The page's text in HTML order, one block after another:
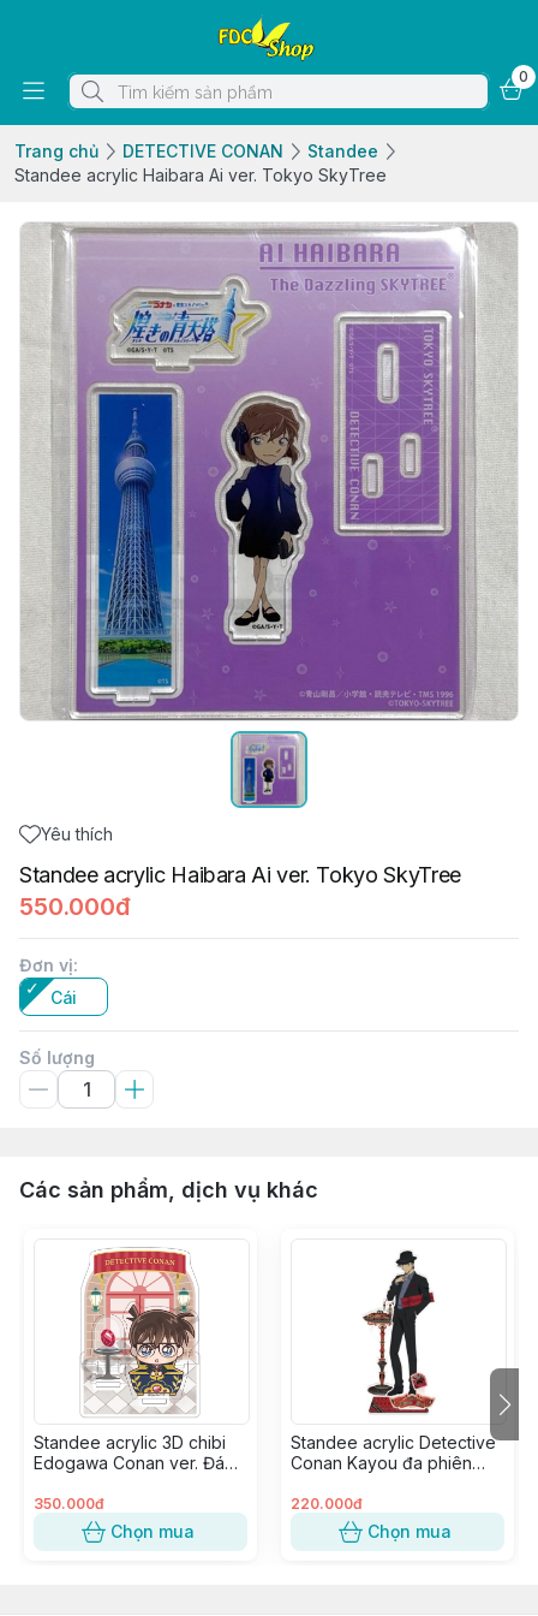
0
Trang chủ DETECTIVE CONAN
Standee
Standee acrylic Haibara Ai ver. Tokyo SkyTree
Yêu thích
Standee acrylic Haibara Ai ver. Tokyo SkyTree
550.000đ
Đơn vị:
Cái
Số lượng
Các sản phẩm, dịch vụ khác
Standee acrylic 3D chibi
Edogawa Conan ver. Đá
350.000đ
Chọn mua
Standee acrylic Detective
Conan Kayou đa phiên
Present
220.000đ
Chọn mua